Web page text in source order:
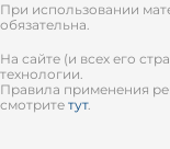
При использовании
обязательна.
На сайте (и всех его
технологии.
Правила применения
смотрите тут.